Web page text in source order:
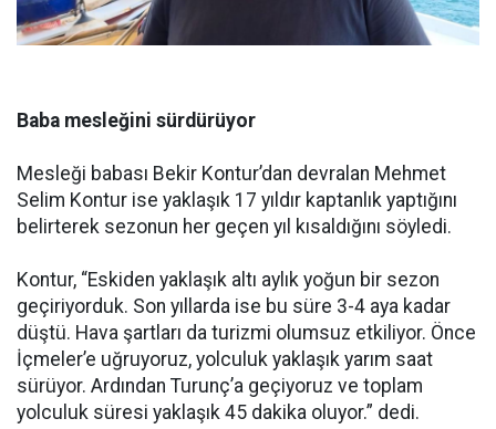
Baba mesleğini sürdürüyor
Mesleği babası Bekir Kontur’dan devralan Mehmet
Selim Kontur ise yaklaşık 17 yıldır kaptanlık yaptığını
belirterek sezonun her geçen yıl kısaldığını söyledi.
Kontur, “Eskiden yaklaşık altı aylık yoğun bir sezon
geçiriyorduk. Son yıllarda ise bu süre 3-4 aya kadar
düştü. Hava şartları da turizmi olumsuz etkiliyor. Önce
İçmeler’e uğruyoruz, yolculuk yaklaşık yarım saat
sürüyor. Ardından Turunç’a geçiyoruz ve toplam
yolculuk süresi yaklaşık 45 dakika oluyor.” dedi.